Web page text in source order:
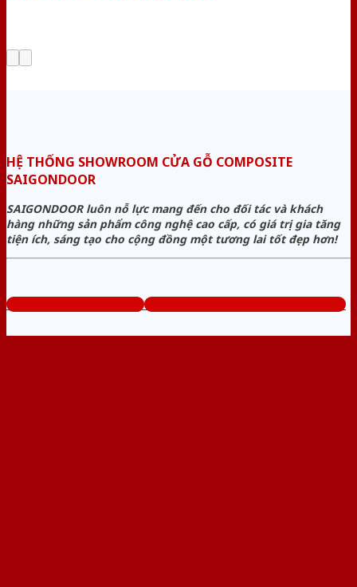
HỆ THỐNG SHOWROOM CỬA GỖ COMPOSITE
SAIGONDOOR
SAIGONDOOR luôn nỗ lực mang đến cho đối tác và khách
hàng những sản phẩm công nghệ cao cấp, có giá trị gia tăng
tiện ích, sáng tạo cho cộng đồng một tương lai tốt đẹp hơn!
www.cuagocomposite.org Tổng đài tư vấn miễn phí: 0824.400.400